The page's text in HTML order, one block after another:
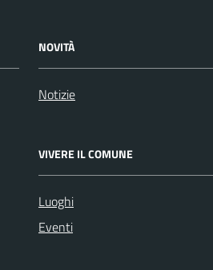
NOVITÀ
Notizie
VIVERE IL COMUNE
Luoghi
Eventi